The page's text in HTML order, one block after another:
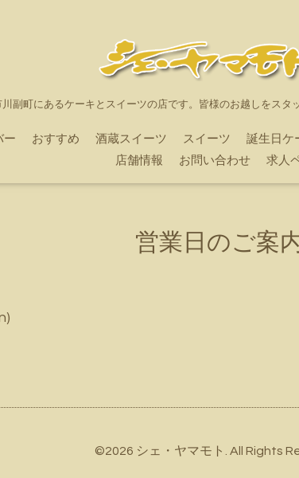
副町にあるケーキとスイーツの店です。皆様のお越しをスタ
ー おすすめ 酒蔵スイーツ スイーツ 誕生日ケ
店舗情報
お問い合わせ 求人
営業日のご案
©2026 シェ・ヤマモト . All Rights